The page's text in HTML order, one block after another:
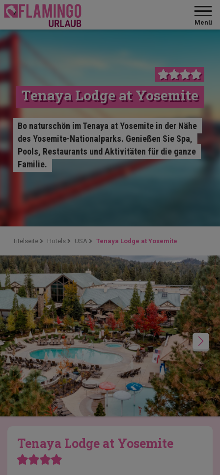
Menü
Tenaya Lodge at Yosemite
Bo naturschön im Tenaya at Yosemite in der Nähe
des Yosemite-Nationalparks. Genießen Sie Spa,
Pools, Restaurants und Aktivitäten für die ganze
Familie.
Titelseite Hotels USA Tenaya Lodge at Yosemite
Tenaya Lodge at Yosemite